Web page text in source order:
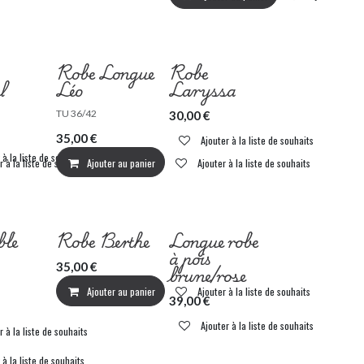
la liste de souhaits
à la liste de souhaits
Robe Longue
Léo
TU 36/42
35,00€
Ajouter au panier Ajouter à la liste de souhaits
Robe
Laryssa
30,00€
Ajouter à la liste de souhaits
la liste de souhaits
à la liste de souhaits
Robe Berthe
35,00€
Ajouter au panier Ajouter à la liste de souhaits
Longue robe
à pois
brune/rose
39,00€
Ajouter à la liste de souhaits